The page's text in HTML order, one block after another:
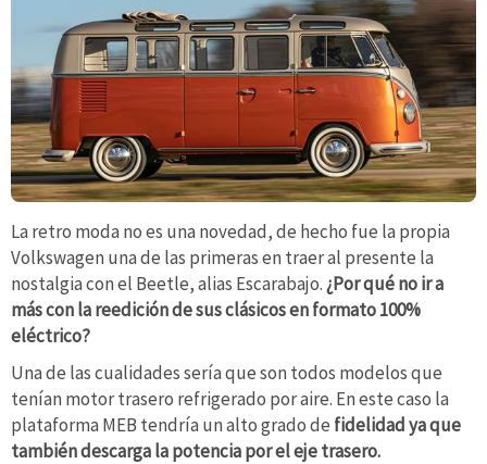
La retro moda no es una novedad, de hecho fue la propia
Volkswagen una de las primeras en traer al presente la
nostalgia con el Beetle, alias Escarabajo.¿Por qué no ir a
más con la reedición de sus clásicos en formato 100%
eléctrico?
Una de las cualidades sería que son todos modelos que
tenían motor trasero refrigerado por aire. En este caso la
plataforma MEB tendría un alto grado de fidelidad ya que
también descarga la potencia por el eje trasero.